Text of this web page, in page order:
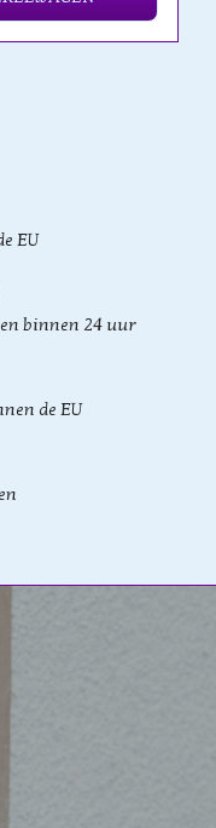
EU
binnen 24 uur
de EU